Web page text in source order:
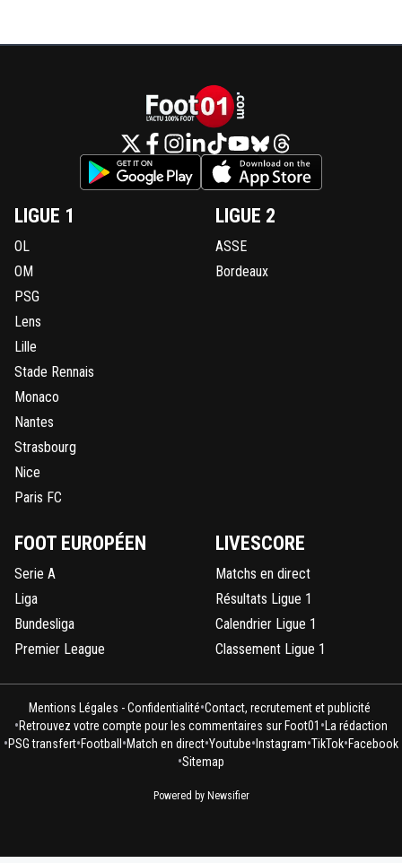
LIGUE 1
OL
OM
PSG
Lens
Lille
Stade Rennais
Monaco
Nantes
Strasbourg
Nice
Paris FC
LIGUE 2
ASSE
Bordeaux
FOOT EUROPÉEN
Serie A
Liga
Bundesliga
Premier League
LIVESCORE
Matchs en direct
Résultats Ligue 1
Calendrier Ligue 1
Classement Ligue 1
Mentions Légales - Confidentialité•Contact, recrutement et publicité
•Retrouvez votre compte pour les commentaires sur Foot01 • La rédaction
•PSG transfert•Football •Match en direct•Youtube• Instagram•TikTok•Facebook
•Sitemap
Powered by Newsifier